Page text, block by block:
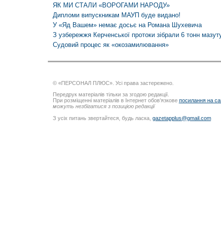
ЯК МИ СТАЛИ «ВОРОГАМИ НАРОДУ»
Дипломи випускникам МАУП буде видано!
У «Яд Вашем» немає досьє на Романа Шухевича
З узбережжя Керченської протоки зібрали 6 тонн
Судовий процес як «окозамилювання»
© «ПЕРСОНАЛ ПЛЮС». Усі права застережено.
Передрук матеріалів тільки за згодою редакції.
При розміщенні матеріалів в Інтернет обов’язкове посилання на
можуть незбігатися з позицією редакції
З усіх питань звертайтеся, будь ласка, gazetapplus@gmail.com